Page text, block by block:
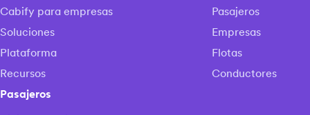
Cabify para empresas
Soluciones
Plataforma
Recursos
Pasajeros
Pasajeros
Empresas
Flotas
Conductores